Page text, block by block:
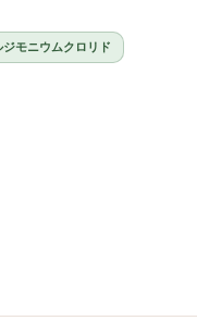
ジモニウムクロリド